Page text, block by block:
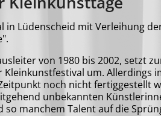
in Lüdenscheid mit Verleihung
von 1980 bis 2002, setzt
um. Allerdings
noch nicht fertiggestellt
unbekannten
manchem Talent auf die